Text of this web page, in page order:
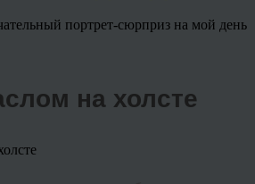
портрет-сюрприз на мой день
на холсте